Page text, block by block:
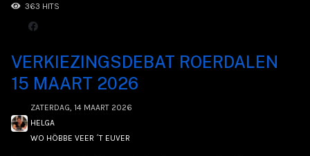
363 HITS
VERKIEZINGSDEBAT ROERDALEN
15 MAART 2026
ZATERDAG, 14 MAART 2026
HELGA
WO HÖBBE VEER ´T EUVER